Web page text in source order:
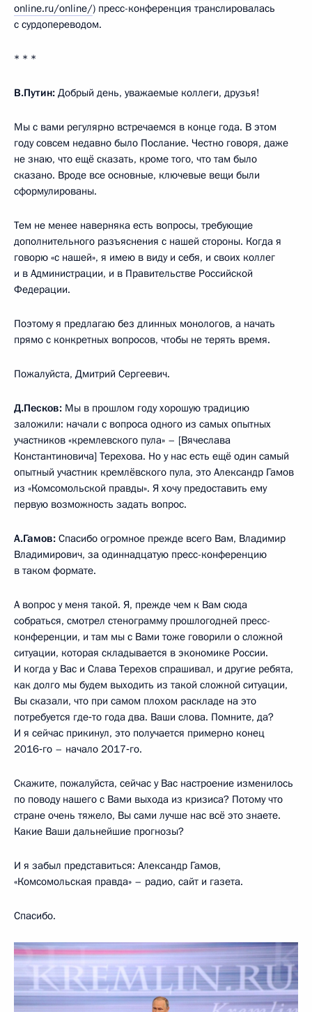
online.ru/online/) пресс-конференция транслировалась
с сурдопереводом.
* * *
В.Путин: Добрый день, уважаемые коллеги, друзья!
Мы с вами регулярно встречаемся в конце года. В этом
году совсем недавно было Послание. Честно говоря, даже
не знаю, что ещё сказать, кроме того, что там было
сказано. Вроде все основные, ключевые вещи были
сформулированы.
Тем не менее наверняка есть вопросы, требующие
дополнительного разъяснения с нашей стороны. Когда я
говорю «с нашей», я имею в виду и себя, и своих коллег
и в Администрации, и в Правительстве Российской
Федерации.
Поэтому я предлагаю без длинных монологов, а начать
прямо с конкретных вопросов, чтобы не терять время.
Пожалуйста, Дмитрий Сергеевич.
Д.Песков: Мы в прошлом году хорошую традицию
заложили: начали с вопроса одного из самых опытных
участников «кремлевского пула» – [Вячеслава
Константиновича] Терехова. Но у нас есть ещё один самый
опытный участник кремлёвского пула, это Александр Гамов
из «Комсомольской правды». Я хочу предоставить ему
первую возможность задать вопрос.
А.Гамов: Спасибо огромное прежде всего Вам, Владимир
Владимирович, за одиннадцатую пресс-конференцию
в таком формате.
А вопрос у меня такой. Я, прежде чем к Вам сюда
собраться, смотрел стенограмму прошлогодней пресс-
конференции, и там мы с Вами тоже говорили о сложной
ситуации, которая складывается в экономике России.
И когда у Вас и Слава Терехов спрашивал, и другие ребята,
как долго мы будем выходить из такой сложной ситуации,
Вы сказали, что при самом плохом раскладе на это
потребуется где‑то года два. Ваши слова. Помните, да?
И я сейчас прикинул, это получается примерно конец
2016‑го – начало 2017‑го.
Скажите, пожалуйста, сейчас у Вас настроение изменилось
по поводу нашего с Вами выхода из кризиса? Потому что
стране очень тяжело, Вы сами лучше нас всё это знаете.
Какие Ваши дальнейшие прогнозы?
И я забыл представиться: Александр Гамов,
«Комсомольская правда» – радио, сайт и газета.
Спасибо.